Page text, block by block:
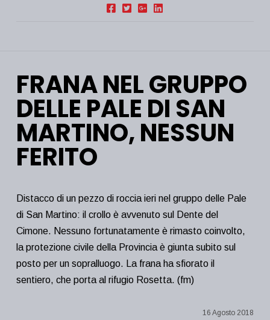
FRANA NEL GRUPPO
DELLE PALE DI SAN
MARTINO, NESSUN
FERITO
Distacco di un pezzo di roccia ieri nel gruppo delle Pale
di San Martino: il crollo è avvenuto sul Dente del
Cimone. Nessuno fortunatamente è rimasto coinvolto,
la protezione civile della Provincia è giunta subito sul
posto per un sopralluogo. La frana ha sfiorato il
sentiero, che porta al rifugio Rosetta. (fm)
16 Agosto 2018